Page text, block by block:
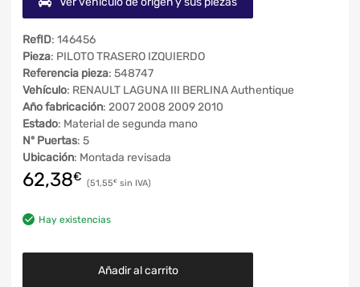
RefID: 146456
Pieza: PILOTO TRASERO IZQUIERDO
Referencia pieza: 548747
Vehículo: RENAULT LAGUNA III BERLINA Authentique
Año fabricación: 2007 2008 2009 2010
Estado: Material de segunda mano
Nº Puertas: 5
Ubicación: Montada revisada
62,38€ 51,55€
Hay existencias
Añadir al carrito